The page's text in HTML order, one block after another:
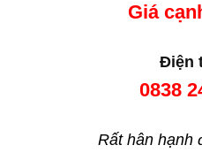
Giá
Điện
0838
Rất hân hạnh